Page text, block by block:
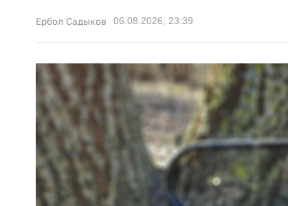
Ербол Садыков 06.08.2026, 23:39